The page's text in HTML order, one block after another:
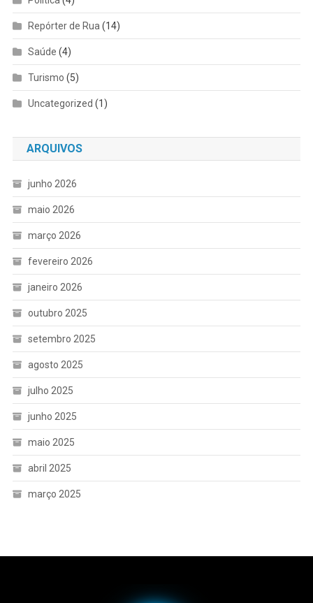
Repórter de Rua (14)
Saúde (4)
Turismo (5)
Uncategorized (1)
ARQUIVOS
junho 2026
maio 2026
março 2026
fevereiro 2026
janeiro 2026
outubro 2025
setembro 2025
agosto 2025
julho 2025
junho 2025
maio 2025
abril 2025
março 2025